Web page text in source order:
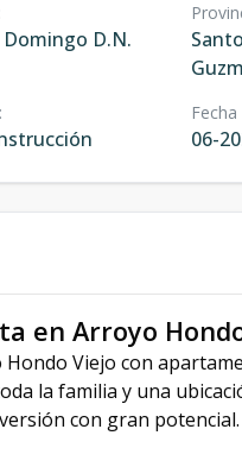
D.N.
:
06-
en Arroyo
Viejo con
la familia y una
con gran potencial.